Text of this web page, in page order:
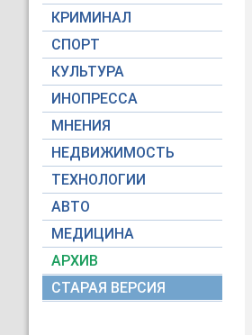
КРИМИНАЛ
СПОРТ
КУЛЬТУРА
ИНОПРЕССА
МНЕНИЯ
НЕДВИЖИМОСТЬ
ТЕХНОЛОГИИ
АВТО
МЕДИЦИНА
АРХИВ
СТАРАЯ ВЕРСИЯ